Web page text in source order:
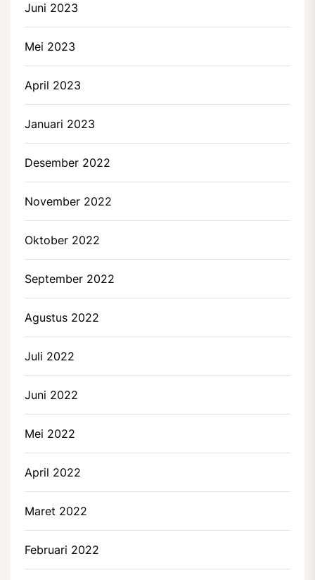
Juni 2023
Mei 2023
April 2023
Januari 2023
Desember 2022
November 2022
Oktober 2022
September 2022
Agustus 2022
Juli 2022
Juni 2022
Mei 2022
April 2022
Maret 2022
Februari 2022